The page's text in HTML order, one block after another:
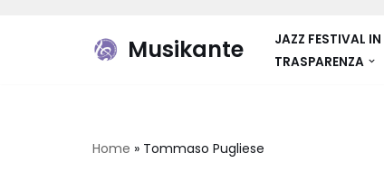
Musikante JAZZ FESTIVAL
TRASPARENZA
Home » Tommaso Pugliese